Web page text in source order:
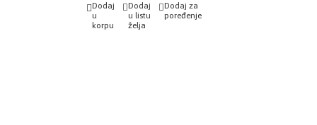
Dodaj
u
korpu
Dodaj
u listu
želja
Dodaj za
poređenje